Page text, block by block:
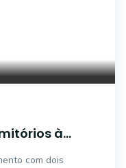
à
com dois